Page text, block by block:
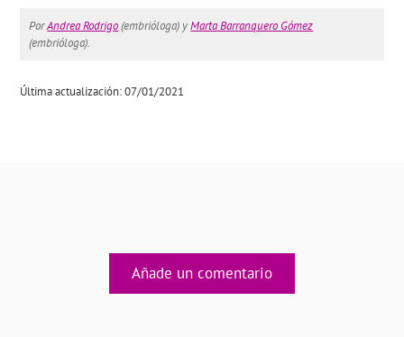
PorAndrea Rodrigo(embrióloga) yMarta Barranquero Gómez
(embrióloga).
Última actualización: 07/01/2021
Añade un comentario